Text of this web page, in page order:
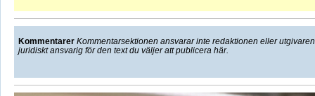
Kommentarer Kommentarsektionen ansvarar inte redaktionen eller
juridiskt ansvarig för den text du väljer att publicera här.